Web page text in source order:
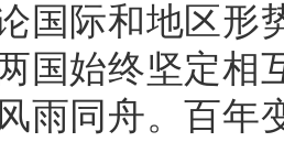
国际和地区形
国始终坚定相
雨同舟。百年